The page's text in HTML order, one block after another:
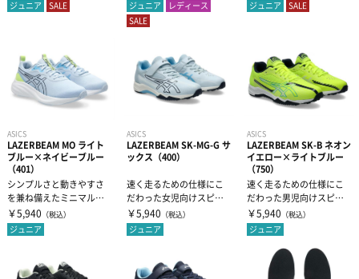
ジュニア SALE ジュニア
レディース
SALE
ジュニア SALE
ASICS
LAZERBEAM MO ライト
ブルー×ネイビーブルー
（401）
シンプルさと動きやすさ
を兼ね備えたミニマルモ
デル（ヒモ靴）。①成長
段階にある...
￥5,940 （税込）
ジュニア
ASICS
LAZERBEAM SK-MG-G サ
ックス（400）
速く走るための仕様にこ
だわった女児向けスピー
ドモデル（ゴムヒモ＋1本
ベルト）。①...
￥5,940 （税込）
ジュニア
ASICS
LAZERBEAM SK-B ネオン
イエロー×ライトブルー
（750）
速く走るための仕様にこ
だわった男児向けスピー
ドモデル（ヒモ靴）。①
成長段階にある...
￥5,940 （税込）
ジュニア